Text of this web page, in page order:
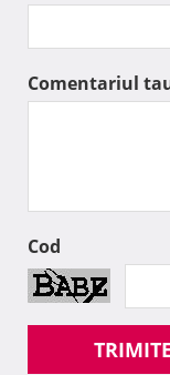
Comentariul
Cod
TRIMITE